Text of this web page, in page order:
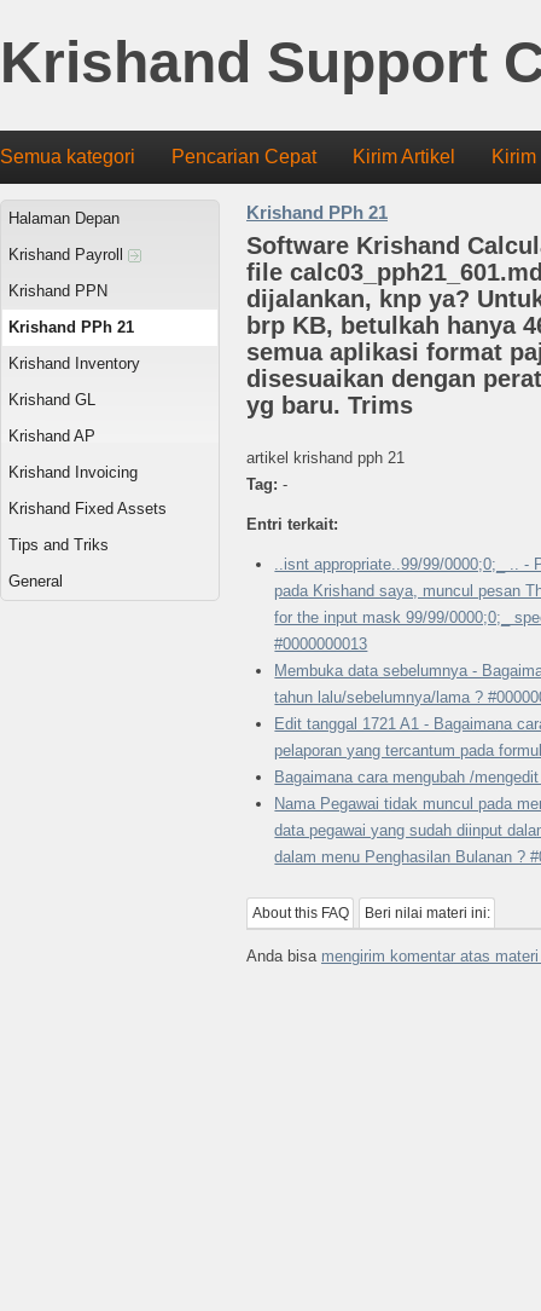
Krishand Support
Semua kategori Pencarian Cepat Kirim Artikel
Halaman Depan
Krishand Payroll
Krishand PPN
Krishand PPh 21
Krishand Inventory
Krishand GL
Krishand AP
Krishand Invoicing
Krishand Fixed Assets
Tips and Triks
General
Krishand PPh 21
Software Krishand
file
dijalankan, knp ya?
brp KB, betulkah hanya
semua aplikasi format
disesuaikan dengan
yg baru. Trims
artikel krishand pph 21
Tag: -
Entri terkait:
..isnt appropriate..99/99/0000;0;_ ..
pada Krishand saya, muncul pesan
for the input mask 99/99/0000;0;_
#0000000013
Membuka data sebelumnya -
tahun lalu/sebelumnya/lama ?
Edit tanggal 1721 A1 - Bagaimana
pelaporan yang tercantum pada
Bagaimana cara mengubah /
Nama Pegawai tidak muncul pada
data pegawai yang sudah diinput
dalam menu Penghasilan Bulanan ?
About this FAQ Beri nilai materi ini:
Anda bisa mengirim komentar atas